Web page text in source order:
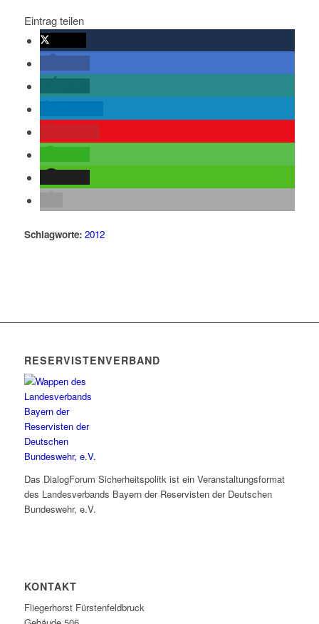
Eintrag teilen
Schlagworte: 2012
RESERVISTENVERBAND
Das DialogForum Sicherheitspolitk ist ein Veranstaltungsformat
des Landesverbands Bayern der Reservisten der Deutschen
Bundeswehr, e.V.
KONTAKT
Fliegerhorst Fürstenfeldbruck